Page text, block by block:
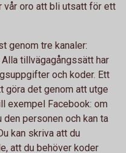
oro att bli utsatt för ett
genom tre kanaler:
tillvägagångssätt har
och koder. Ett
göra det genom att utge
exempel Facebook: om
den personen och kan ta
kan skriva att du
att du behöver koder